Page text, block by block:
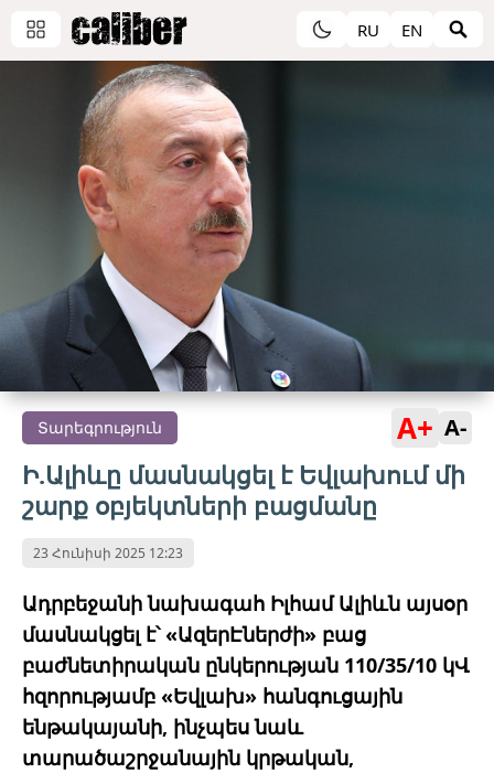
RU EN
Տարեգրություն A+ A-
Ի.Ալիևը մասնակցել է Եվլախում մի
շարք օբյեկտների բացմանը
23 Հունիսի 2025 12:23
Ադրբեջանի նախագահ Իլհամ Ալիևն այսօր
մասնակցել է՝ «ԱզերԷներժի» բաց
բաժնետիրական ընկերության 110/35/10 կՎ
հզորությամբ «Եվլախ» հանգուցային
ենթակայանի, ինչպես նաև
տարածաշրջանային կրթական,